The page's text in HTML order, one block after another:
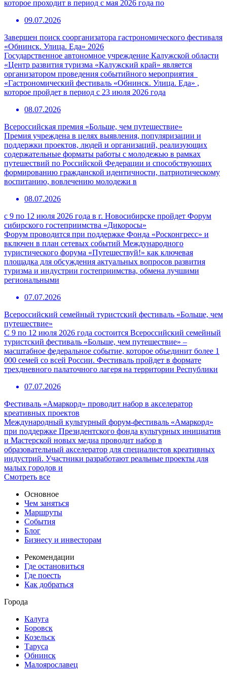
которое проходит в период с мая 2026 года по
09.07.2026
Завершен поиск соорганизатора гастрономического фестиваля
«Обнинск. Улица. Еда» 2026
Государственное автономное учреждение Калужской области
«Центр развития туризма «Калужский край» является
организатором проведения событийного мероприятия
«Гастрономический фестиваль «Обнинск. Улица. Еда» ,
которое пройдет в период с 23 июля 2026 года
08.07.2026
Всероссийская премия «Больше, чем путешествие»
Премия учреждена в целях выявления, популяризации и
поддержки проектов, людей и организаций, реализующих
содержательные форматы работы с молодежью в рамках
путешествий по Российской Федерации и способствующих
формированию гражданской идентичности, патриотическому
воспитанию, вовлечению молодежи в
08.07.2026
с 9 по 12 июля 2026 года в г. Новосибирске пройдет Форум
сибирского гостеприимства «Дикоросы»
Форум проводится при поддержке Фонда «Росконгресс» и
включен в план сетевых событий Международного
туристического форума «Путешествуй!» как ключевая
площадка для обсуждения актуальных вопросов развития
туризма и индустрии гостеприимства, обмена лучшими
региональными
07.07.2026
Всероссийский семейный туристский фестиваль «Больше, чем
путешествие»
С 9 по 12 июля 2026 года состоится Всероссийский семейный
туристский фестиваль «Больше, чем путешествие» –
масштабное федеральное событие, которое объединит более 1
000 семей со всей России. Фестиваль пройдет в формате
трехдневного палаточного лагеря на территории Республики
07.07.2026
Фестиваль «Амаркорд» проводит набор в акселератор
креативных проектов
Международный культурный форум-фестиваль «Амаркорд»
при поддержке Президентского фонда культурных инициатив
и Мастерской новых медиа проводит набор в
образовательный акселератор для специалистов креативных
индустрий. Участники разработают реальные проекты для
малых городов и
Смотреть все
Основное
Чем заняться
Маршруты
События
Блог
Бизнесу и инвесторам
Рекомендации
Где остановиться
Где поесть
Как добраться
Города
Калуга
Боровск
Козельск
Таруса
Обнинск
Малоярославец